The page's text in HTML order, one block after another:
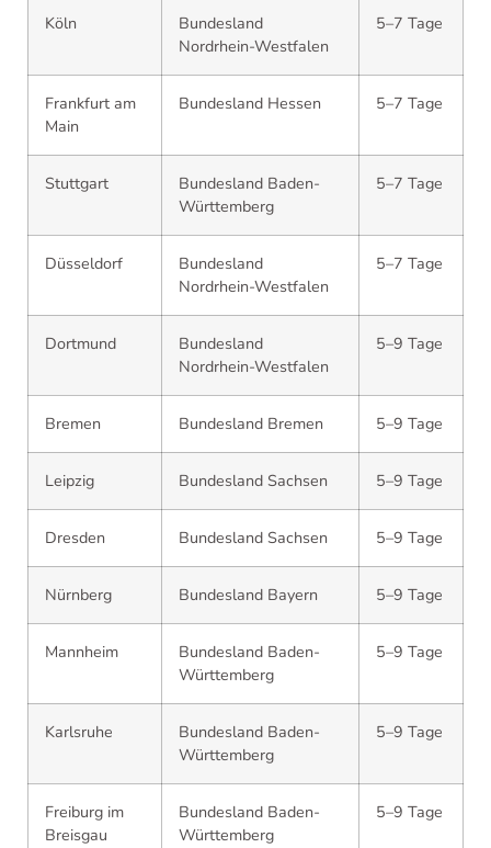
Köln
Bundesland
Nordrhein-Westfalen
5–7 Tage
Frankfurt am
Main
Bundesland Hessen 5–7 Tage
Stuttgart
Bundesland Baden-
Württemberg
5–7 Tage
Düsseldorf
Bundesland
Nordrhein-Westfalen
5–7 Tage
Dortmund
Bundesland
Nordrhein-Westfalen
5–9 Tage
Bremen Bundesland Bremen 5–9 Tage
Leipzig Bundesland Sachsen 5–9 Tage
Dresden Bundesland Sachsen 5–9 Tage
Nürnberg Bundesland Bayern 5–9 Tage
Mannheim
Bundesland Baden-
Württemberg
5–9 Tage
Karlsruhe
Bundesland Baden-
Württemberg
5–9 Tage
Freiburg im
Breisgau
Bundesland Baden-
Württemberg
5–9 Tage